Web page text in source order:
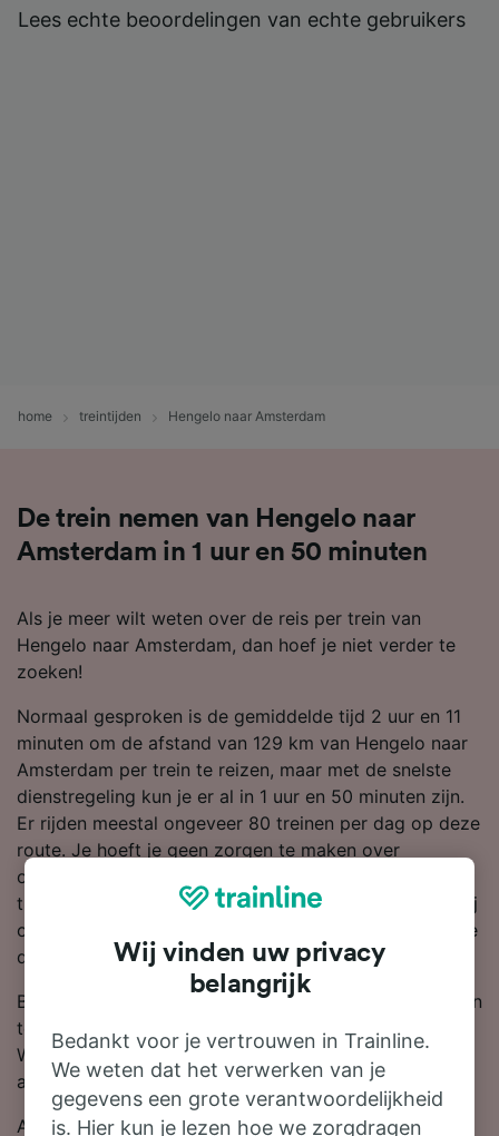
Lees echte beoordelingen van echte gebruikers
home treintijden Hengelo naar Amsterdam
De trein nemen van Hengelo naar
Amsterdam in 1 uur en 50 minuten
Als je meer wilt weten over de reis per trein van
Hengelo naar Amsterdam, dan hoef je niet verder te
zoeken!
Normaal gesproken is de gemiddelde tijd 2 uur en 11
minuten om de afstand van 129 km van Hengelo naar
Amsterdam per trein te reizen, maar met de snelste
dienstregeling kun je er al in 1 uur en 50 minuten zijn.
Er rijden meestal ongeveer 80 treinen per dag op deze
route. Je hoeft je geen zorgen te maken over
overstappen onderweg, want er zijn rechtstreekse
treinen beschikbaar. Als de grootste treinmaatschappij
op deze route, reis je waarschijnlijk met NS gedurende
de hele reis naar Amsterdam of een deel ervan.
Boek je treinkaartjes van Hengelo naar Amsterdam van
tevoren, in plaats van op de dag zelf, al vanaf €28.90.
We laten altijd de goedkoopste prijzen eruit springen
als je in onze reisplanner zoekt.
Als je er klaar voor bent om te boeken, zoek dan
Wij vinden uw privacy
belangrijk
Bedankt voor je vertrouwen in Trainline.
We weten dat het verwerken van je
gegevens een grote verantwoordelijkheid
is. Hier kun je lezen hoe we zorgdragen